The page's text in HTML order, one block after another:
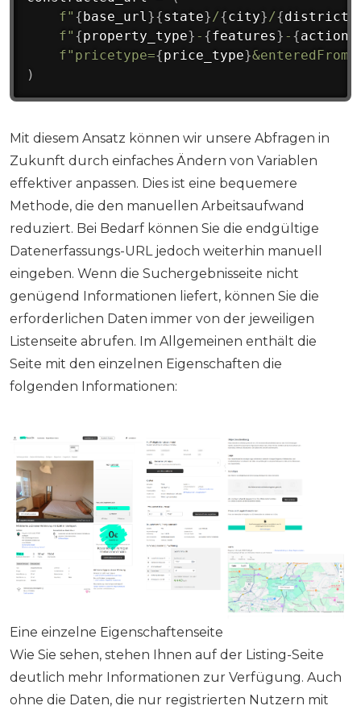
f" {base_url}{state}/{city}/{
f" {property_type} - {features} - {action
f"pricetype={price_type}&enteredFrom=
)
Mit diesem Ansatz können wir unsere Abfragen in
Zukunft durch einfaches Ändern von Variablen
effektiver anpassen. Dies ist eine bequemere
Methode, die den manuellen Arbeitsaufwand
reduziert. Bei Bedarf können Sie die endgültige
Datenerfassungs-URL jedoch weiterhin manuell
eingeben. Wenn die Suchergebnisseite nicht
genügend Informationen liefert, können Sie die
erforderlichen Daten immer von der jeweiligen
Listenseite abrufen. Im Allgemeinen enthält die
Seite mit den einzelnen Eigenschaften die
folgenden Informationen:
Eine einzelne Eigenschaftenseite
Wie Sie sehen, stehen Ihnen auf der Listing-Seite
deutlich mehr Informationen zur Verfügung. Auch
ohne die Daten, die nur registrierten Nutzern mit